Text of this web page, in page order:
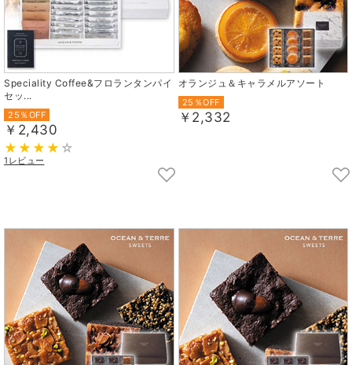
Speciality Coffee&フロランタンパイ
セッ...
25％OFF
￥2,430
1レビュー
オランジュ＆キャラメルアソート
25％OFF
￥2,332